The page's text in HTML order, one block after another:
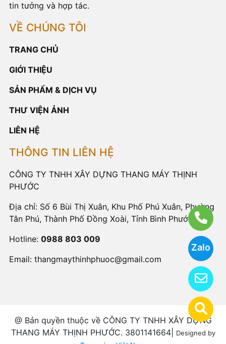
Zalo
tin tưởng và hợp tác.
VỀ CHÚNG TÔI
TRANG CHỦ
GIỚI THIỆU
SẢN PHẨM & DỊCH VỤ
THƯ VIỆN ẢNH
LIÊN HỆ
THÔNG TIN LIÊN HỆ
CÔNG TY TNHH XÂY DỰNG THANG MÁY THỊNH
PHƯỚC
Địa chỉ: Số 6 Bùi Thị Xuân, Khu Phố Phú Xuân, Phường
Tân Phú, Thành Phố Đồng Xoài, Tỉnh Bình Phước
Hotline: 0988 803 009
Email: thangmaythinhphuoc@gmail.com
@ Bản quyền thuộc về CÔNG TY TNHH XÂY DỰNG
THANG MÁY THỊNH PHƯỚC. 3801141664|
Designed by